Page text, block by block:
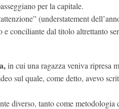
per la capitale.
(understatement
conciliante dal titolo altrettanto
in cui una ragazza veniva ripresa
sul quale, come detto, avevo
diverso, tanto come metodologia